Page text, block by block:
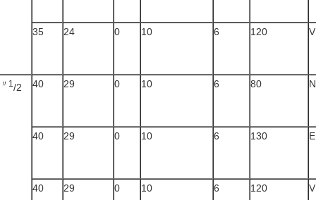
35
24 0 10 6 120
〃1 /2 40 29 0 10 6 80
40 29 0 10 6 130
40
29 0 10 6 120